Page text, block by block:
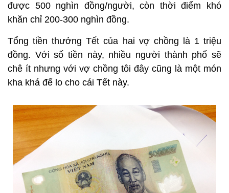
được 500 nghìn đồng/người, còn thời điểm khó
khăn chỉ 200-300 nghìn đồng.
Tổng tiền thưởng Tết của hai vợ chồng là 1 triệu
đồng. Với số tiền này, nhiều người thành phố sẽ
chê ít nhưng với vợ chồng tôi đây cũng là một món
kha khá để lo cho cái Tết này.